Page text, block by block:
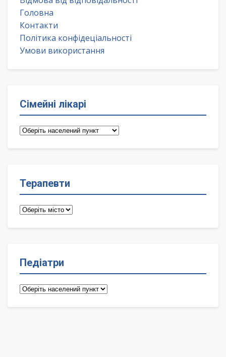
Головна
Контакти
Політика конфідеціальності
Умови використання
Сімейні лікарі
Сімейні
Терапевти
Терапевти
Педіатри
Педіатри